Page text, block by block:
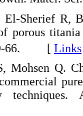
Sherief R,
porous
66. [ Links
Mohsen Q.
techniques.